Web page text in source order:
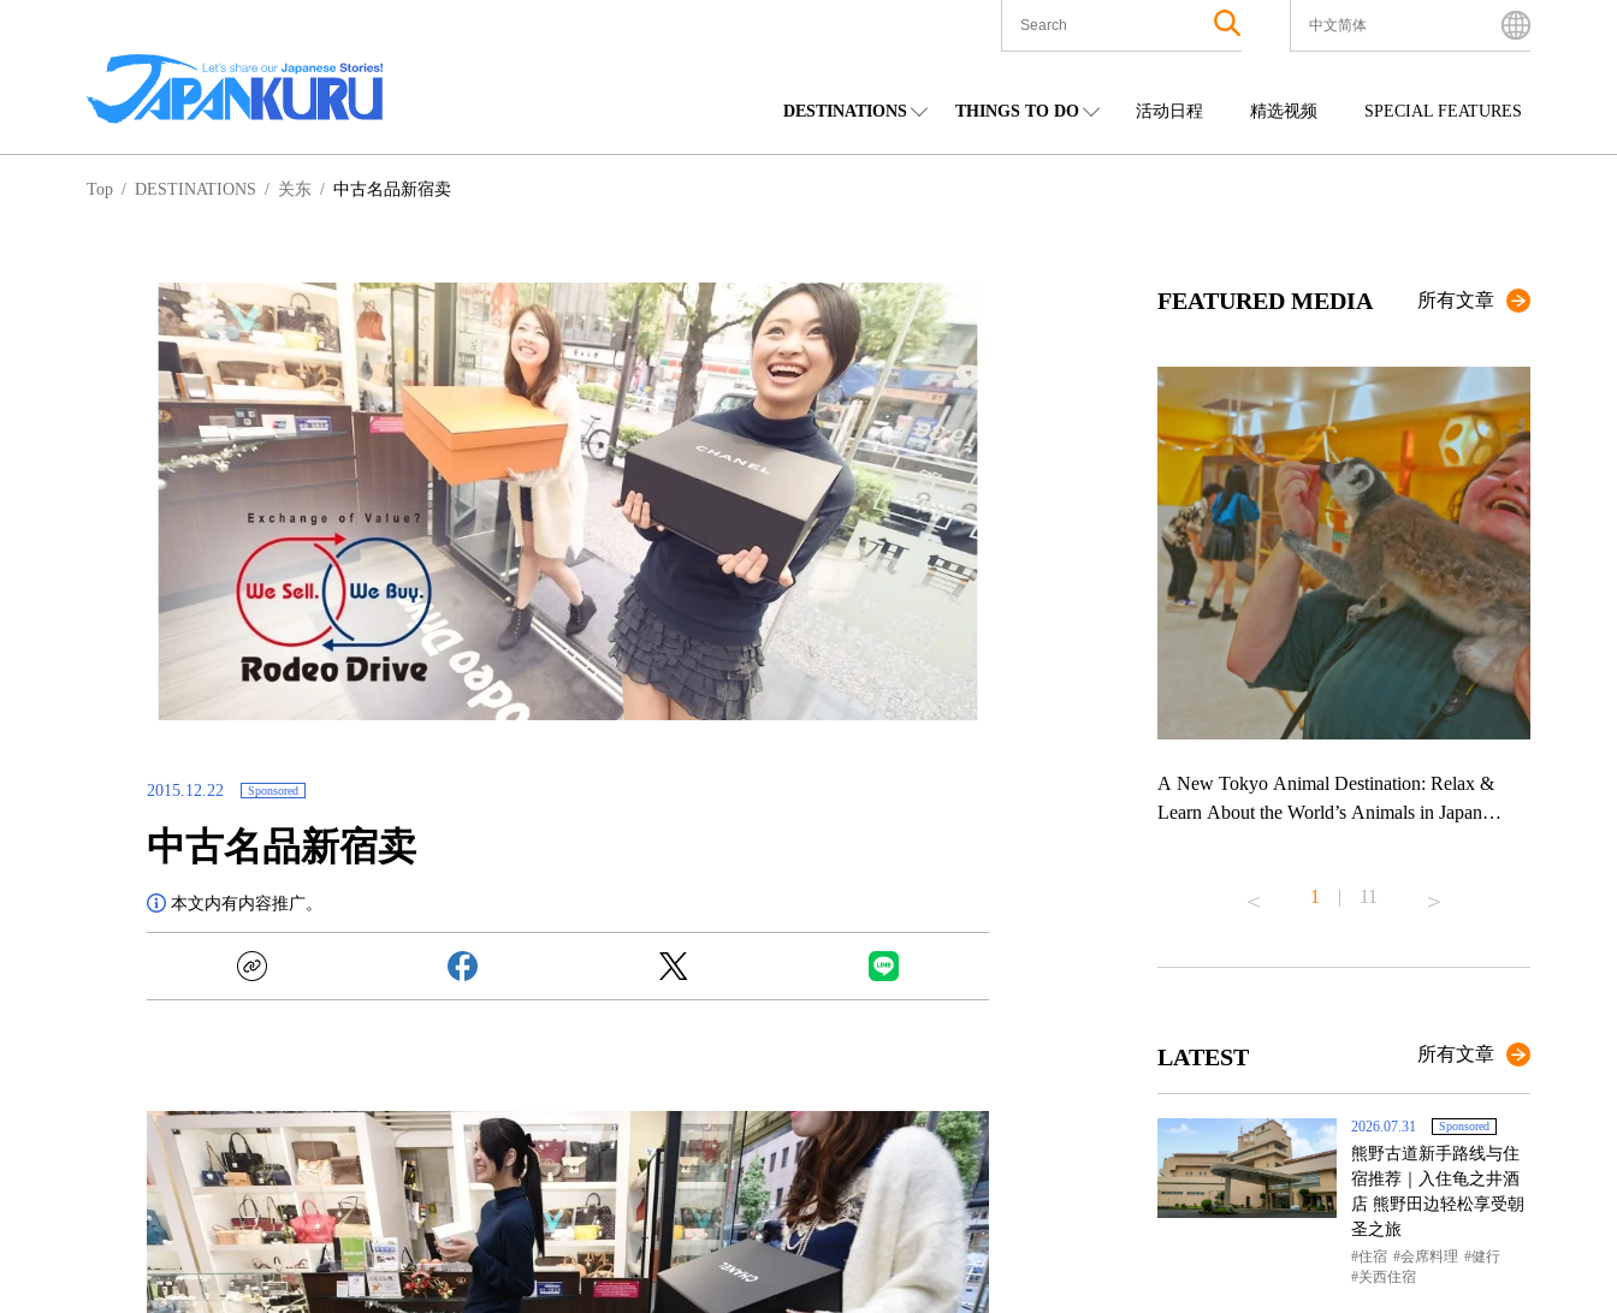
中文简体
Tiếng Việt
DESTINATIONS THINGS TO DO 活动日程 精选视频 SPECIAL FEATURES
Top / DESTINATIONS / 关东 / 中古名品新宿卖
2015.12.22 Sponsored
中古名品新宿卖
本文内有内容推广。
FEATURED MEDIA 所有文章
>> Find out more at Japankuru.com! (link in bio)
#japankuru #teamlab #teamlabbiovortex #kyoto
#kyototrip #japantravel #artnews
A New Tokyo Animal Destination: Relax &
Learn About the World’s Animals in Japan
#japantrip #카피바라 #애니터치 #아이와가볼
1 | 11
LATEST 所有文章
2026.07.31 Sponsored
熊野古道新手路线与住
宿推荐｜入住龟之井酒
店 熊野田边轻松享受朝
圣之旅
住宿 会席料理
健行
关西住宿